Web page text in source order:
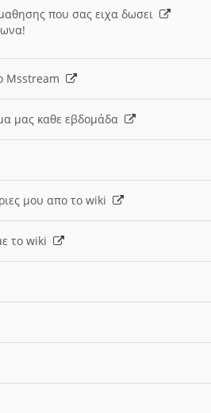
μαθησης που σας ειχα δωσει
Msstream
μας καθε εβδομάδα
μου απο το wiki
το wiki